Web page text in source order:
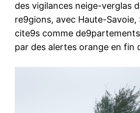
des vigilances neige-verglas
re9gions, avec Haute-Savoie,
cite9s comme
par des alertes orange en fin